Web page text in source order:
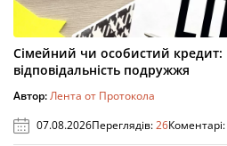
Сімейний чи особистий кредит:
відповідальність подружжя
Автор:Лента от Протокола
07.08.2026Переглядів:26Коментарі: